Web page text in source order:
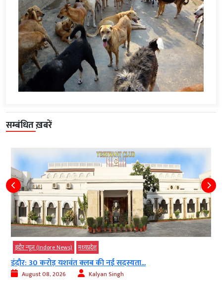
सम्बंधित ख़बरें
इंदौर न्यूज़ (Indore News) मध्‍यप्रदेश
इंदौर: 30 करोड़ यशवंत क्लब की नई सदस्यता...
August 08, 2026 Kalyan Singh